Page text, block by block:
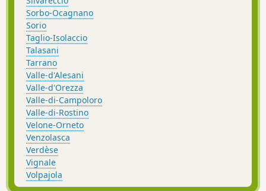
Sorbo-Ocagnano
Sorio
Taglio-Isolaccio
Talasani
Tarrano
Valle-d'Alesani
Valle-d'Orezza
Valle-di-Campoloro
Valle-di-Rostino
Velone-Orneto
Venzolasca
Verdèse
Vignale
Volpajola